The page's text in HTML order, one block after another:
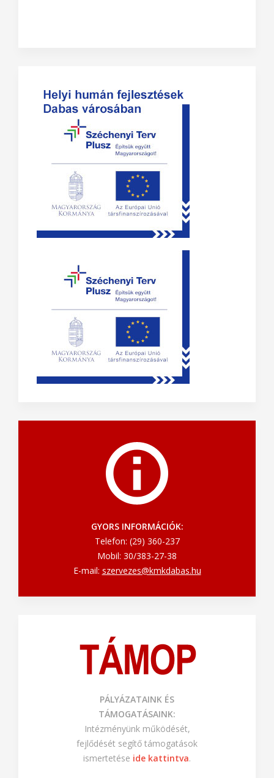
GYORS INFORMÁCIÓK:
Telefon: (29) 360-237
Mobil: 30/383-27-38
E-mail: szervezes@kmkdabas.hu
PÁLYÁZATAINK ÉS
TÁMOGATÁSAINK:
Intézményünk működését,
fejlődését segítő támogatások
ismertetése ide kattintva.